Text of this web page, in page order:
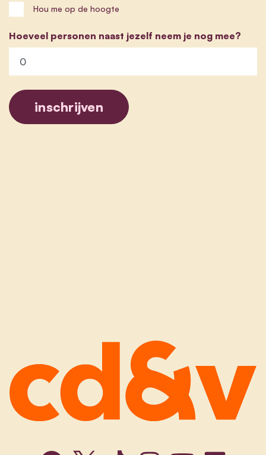
Hou me op de hoogte
Hoeveel personen naast jezelf neem je nog mee?